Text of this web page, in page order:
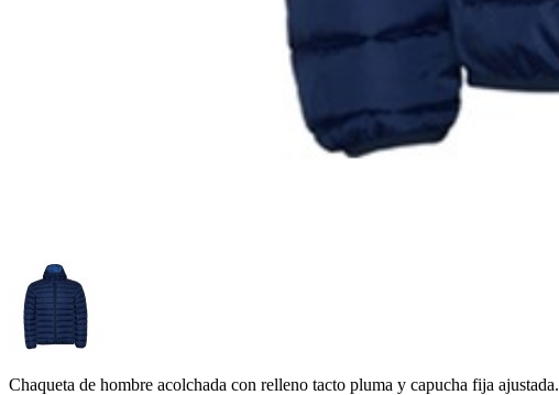
Chaqueta de hombre acolchada con relleno tacto pluma y capucha fija ajustada.